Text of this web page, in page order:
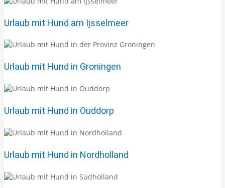
Urlaub mit Hund am Ijsselmeer
Urlaub mit Hund in Groningen
Urlaub mit Hund in Ouddorp
Urlaub mit Hund in Nordholland